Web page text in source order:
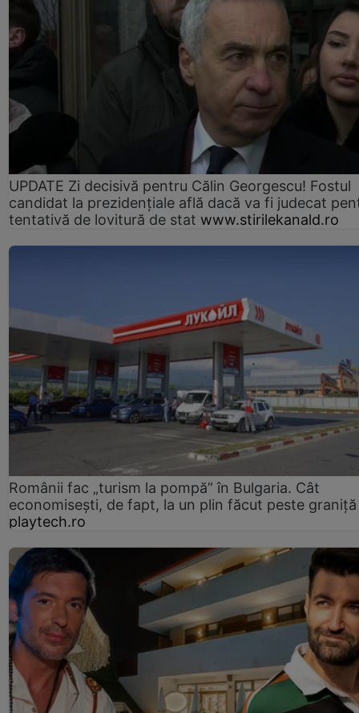
UPDATE Zi decisivă pentru Călin Georgescu! Fostul
candidat la prezidențiale află dacă va fi judecat
tentativă de lovitură de stat www.stirilekanald.ro
Românii fac „turism la pompă” în Bulgaria. Cât
economisești, de fapt, la un plin făcut peste graniță
playtech.ro